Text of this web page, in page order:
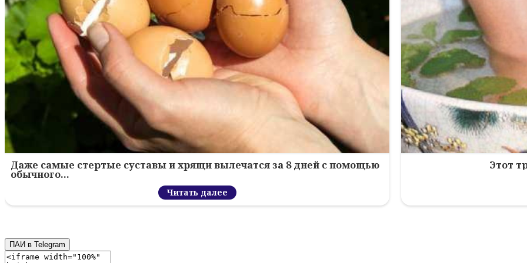
Даже самые стертые суставы и хрящи вылечатся за 8 дней с помощью
обычного…
Читать далее
Этот
ПАИ в Telegram